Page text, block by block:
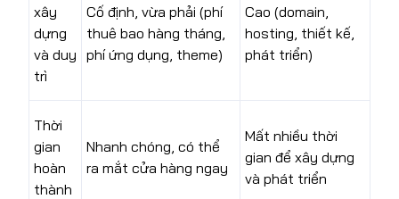
xây
dựng
và duy
trì
Cố định, vừa phải (phí
thuê bao hàng tháng,
phí ứng dụng, theme)
Cao (domain,
hosting, thiết kế,
phát triển)
Thời
gian
hoàn
thành
Nhanh chóng, có thể
ra mắt cửa hàng ngay
Mất nhiều thời
gian để xây dựng
và phát triển